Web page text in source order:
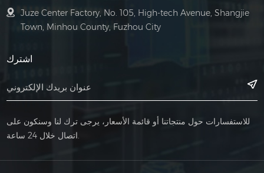
Juze Center Factory, No. 105, High-tech Avenue, Shangjie
Town, Minhou County, Fuzhou City
اشترك
للاستفسارات حول منتجاتنا أو قائمة الأسعار، يرجى ترك لنا وسنكون على